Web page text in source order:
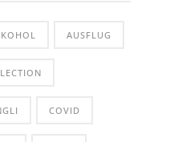
AUSFLUG
COVID